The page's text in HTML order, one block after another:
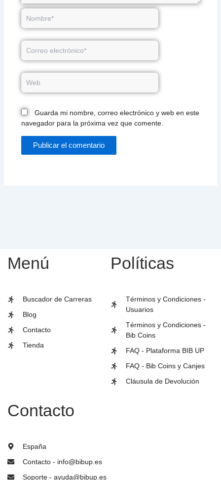
Nombre*
Correo
electrónico*
Web
Guarda mi nombre, correo electrónico y web en este
navegador para la próxima vez que comente.
Menú
Buscador de Carreras
Blog
Contacto
Tienda
Políticas
Términos y Condiciones -
Usuarios
Términos y Condiciones -
Bib Coins
FAQ - Plataforma BIB UP
FAQ - Bib Coins y Canjes
Cláusula de Devolución
Contacto
España
Contacto - info@bibup.es
Soporte - ayuda@bibup.es